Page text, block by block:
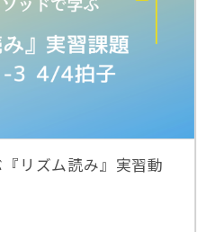
リズム読み』実習動